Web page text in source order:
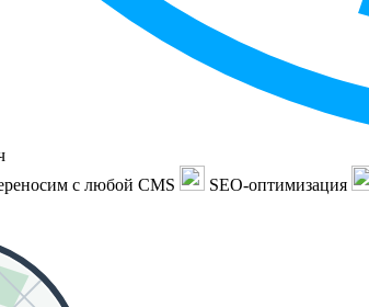
с любой CMS SEO-оптимизация